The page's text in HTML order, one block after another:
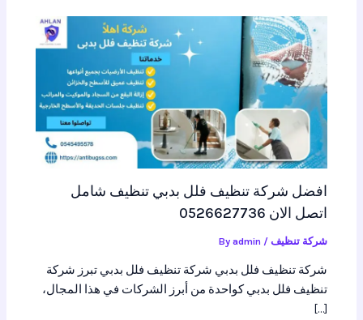
افضل شركة تنظيف فلل بدبي تنظيف شامل
اتصل الان 0526627736
شركة تنظيف / By
admin
شركة تنظيف فلل بدبي شركة تنظيف فلل بدبي تبرز شركة
تنظيف فلل بدبي كواحدة من أبرز الشركات في هذا المجال،
[…]